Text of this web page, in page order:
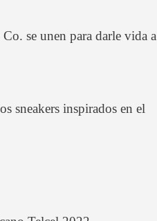
se unen para darle vida a
sneakers inspirados en el